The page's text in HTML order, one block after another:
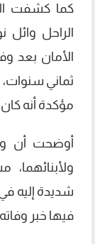
كما كشفت
الراحل وائل
الأمان بعد
ثماني سنوات،
مؤكدة أنه
أوضحت أن
شديدة إليه
فيها خبر